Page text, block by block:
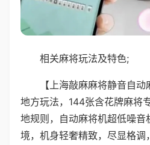
相关麻将玩法及特色;
【上海敲麻麻将静音自
地方玩法，144张含花牌麻将
地规则，自动麻将机超低噪音
境，机身轻奢精致，尽显格调